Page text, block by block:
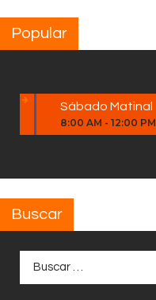
Popular
Sábado Matinal
8:00 AM - 12:00 PM
Buscar